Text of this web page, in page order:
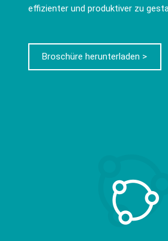
effizienter und produktiver zu
Broschüre herunterladen >